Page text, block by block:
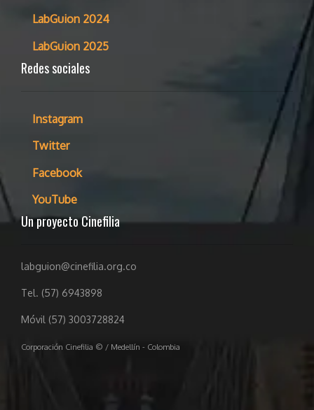
LabGuion 2024
LabGuion 2025
Redes sociales
Instagram
Twitter
Facebook
YouTube
Un proyecto Cinefilia
labguion@cinefilia.org.co
Tel. (57) 6943898
Móvil (57) 3003728824
Corporación Cinefilia © / Medellín - Colombia